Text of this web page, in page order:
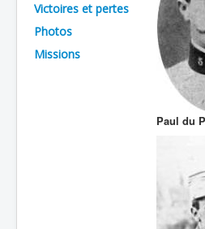
Doctrines
Victoires et pertes
Photos
Missions
Paul du